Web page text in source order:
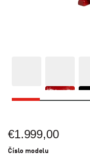
€1.999,00
Číslo modelu